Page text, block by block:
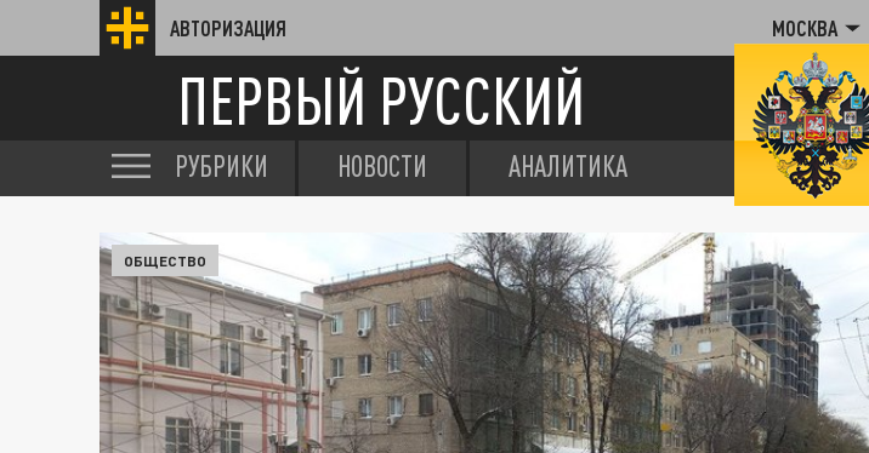
АВТОРИЗАЦИЯ МОСКВА
ПЕРВЫЙ РУССКИЙ
РУБРИКИ НОВОСТИ АНАЛИТИКА
ОБЩЕСТВО